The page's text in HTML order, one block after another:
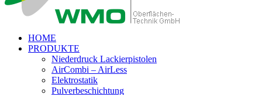
HOME
PRODUKTE
Niederdruck Lackierpistolen
AirCombi – AirLess
Elektrostatik
Pulverbeschichtung